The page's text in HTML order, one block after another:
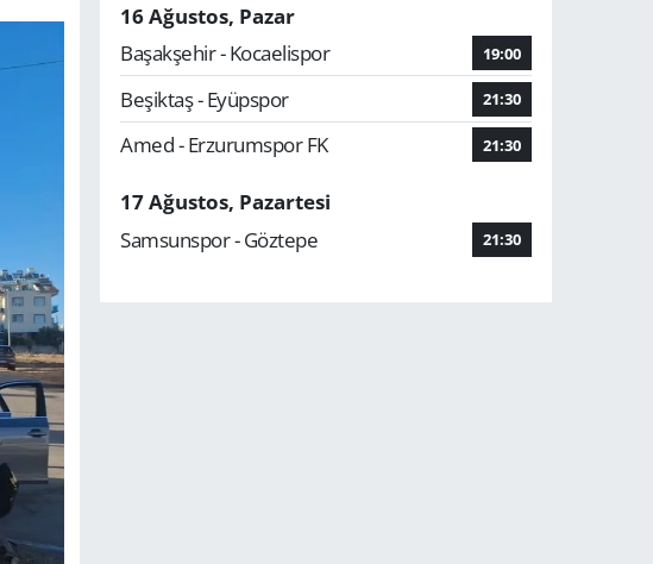
16 Ağustos, Pazar
Başakşehir - Kocaelispor
19:00
Beşiktaş - Eyüpspor 21:30
Amed - Erzurumspor FK 21:30
17 Ağustos, Pazartesi
Samsunspor - Göztepe
21:30